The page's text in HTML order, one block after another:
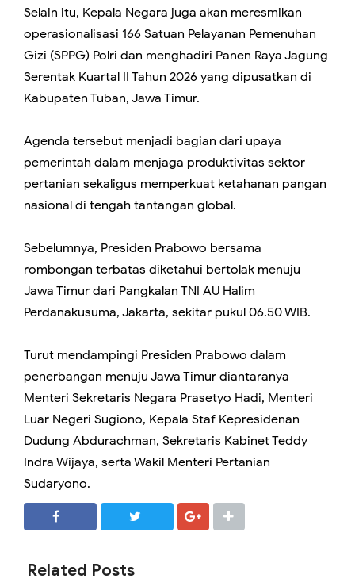
Selain itu, Kepala Negara juga akan meresmikan
operasionalisasi 166 Satuan Pelayanan Pemenuhan
Gizi (SPPG) Polri dan menghadiri Panen Raya Jagung
Serentak Kuartal II Tahun 2026 yang dipusatkan di
Kabupaten Tuban, Jawa Timur.
Agenda tersebut menjadi bagian dari upaya
pemerintah dalam menjaga produktivitas sektor
pertanian sekaligus memperkuat ketahanan pangan
nasional di tengah tantangan global.
Sebelumnya, Presiden Prabowo bersama
rombongan terbatas diketahui bertolak menuju
Jawa Timur dari Pangkalan TNI AU Halim
Perdanakusuma, Jakarta, sekitar pukul 06.50 WIB.
Turut mendampingi Presiden Prabowo dalam
penerbangan menuju Jawa Timur diantaranya
Menteri Sekretaris Negara Prasetyo Hadi, Menteri
Luar Negeri Sugiono, Kepala Staf Kepresidenan
Dudung Abdurachman, Sekretaris Kabinet Teddy
Indra Wijaya, serta Wakil Menteri Pertanian
Sudaryono.
Related Posts